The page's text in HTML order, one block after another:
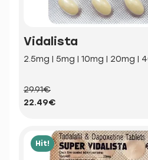
Vidalista
2.5mg | 5mg | 10mg | 20mg |
29.91€
22.49€
Hit!